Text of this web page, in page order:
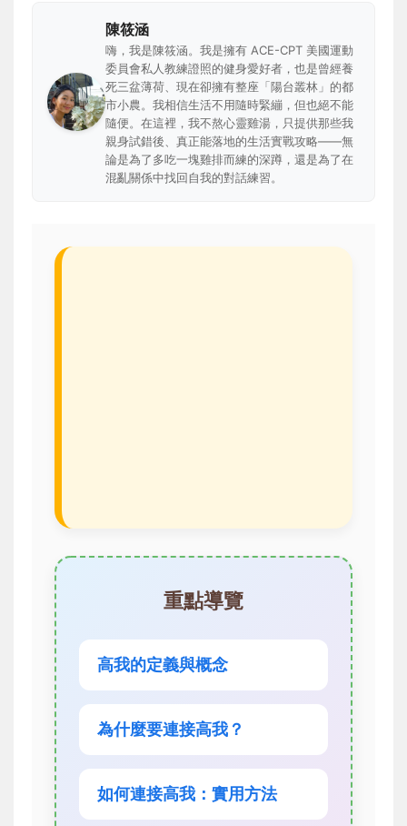
陳筱涵
嗨，我是陳筱涵。我是擁有 ACE-CPT 美國運動
委員會私人教練證照的健身愛好者，也是曾經養
死三盆薄荷、現在卻擁有整座「陽台叢林」的都
市小農。我相信生活不用隨時緊繃，但也絕不能
隨便。在這裡，我不熬心靈雞湯，只提供那些我
親身試錯後、真正能落地的生活實戰攻略——無
論是為了多吃一塊雞排而練的深蹲，還是為了在
混亂關係中找回自我的對話練習。
重點導覽
高我的定義與概念
為什麼要連接高我？
如何連接高我：實用方法